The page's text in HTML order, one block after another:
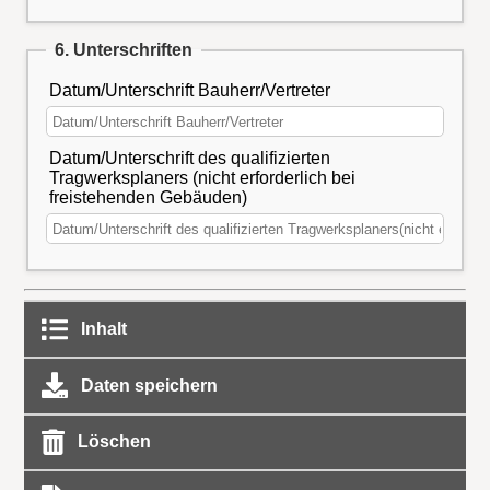
6. Unterschriften
Datum/Unterschrift Bauherr/Vertreter
Datum/Unterschrift des qualifizierten
Tragwerksplaners (nicht erforderlich bei
freistehenden Gebäuden)
Inhalt
Daten speichern
Löschen